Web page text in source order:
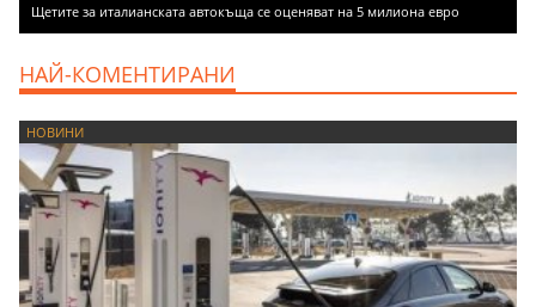
Щетите за италианската автокъща се оценяват на 5 милиона евро
НАЙ-КОМЕНТИРАНИ
НОВИНИ